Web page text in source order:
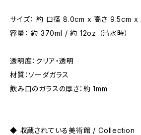
サイズ： 約 口径 8.0cm x 高さ 9.5cm x
容量： 約 370ml / 約 12oz （満水時）
透明度：クリア・透明
材質：ソーダガラス
飲み口のガラスの厚さ：約 1mm
◆ 収蔵されている美術館 / Collection